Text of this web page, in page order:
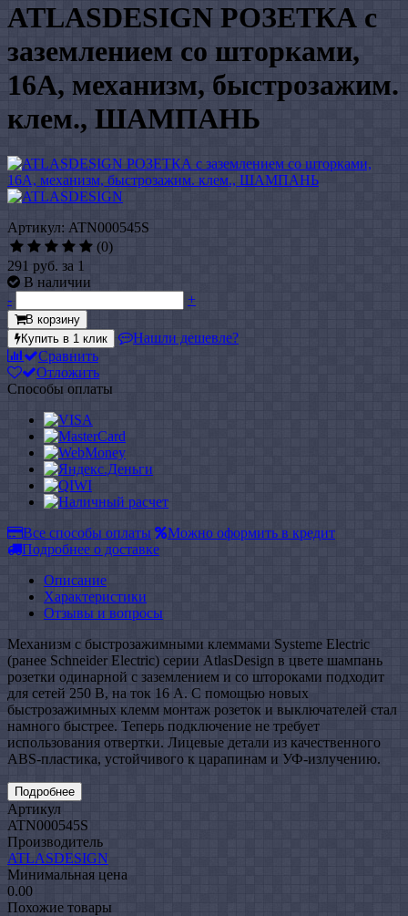
ATLASDESIGN РОЗЕТКА с
заземлением со шторками,
16А, механизм, быстрозажим.
клем., ШАМПАНЬ
Артикул: ATN000545S
(0)
291 руб. за 1
В наличии
-
+
В корзину
Купить в 1 клик
Нашли дешевле?
Сравнить
Отложить
Способы оплаты
Все способы оплаты
Можно оформить в кредит
Подробнее о доставке
Описание
Характеристики
Отзывы и вопросы
Механизм с быстрозажимными клеммами Systeme Electric
(ранее Schneider Electric) серии AtlasDesign в цвете шампань
розетки одинарной с заземлением и со штороками подходит
для сетей 250 В, на ток 16 А. С помощью новых
быстрозажимных клемм монтаж розеток и выключателей стал
намного быстрее. Теперь подключение не требует
использования отвертки. Лицевые детали из качественного
ABS-пластика, устойчивого к царапинам и УФ-излучению.
Подробнее
Артикул
ATN000545S
Производитель
ATLASDESIGN
Минимальная цена
0.00
Похожие товары